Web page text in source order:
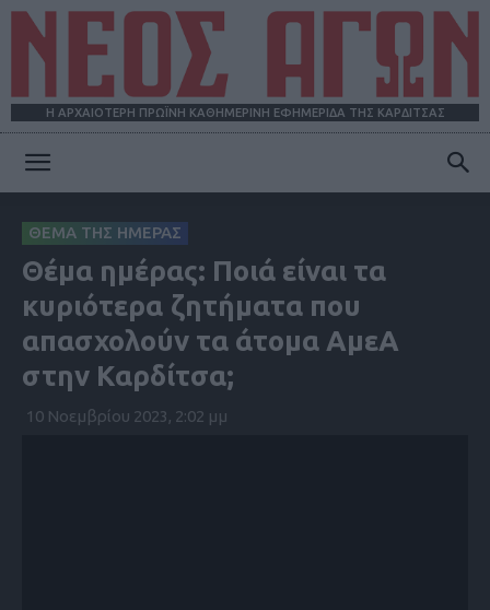
Η ΑΡΧΑΙΟΤΕΡΗ ΠΡΩΪΝΗ ΚΑΘΗΜΕΡΙΝΗ ΕΦΗΜΕΡΙΔΑ ΤΗΣ ΚΑΡΔΙΤΣΑΣ
ΑΓΩΝ
ΘΕΜΑ ΤΗΣ ΗΜΕΡΑΣ
Θέμα ημέρας: Ποιά είναι τα
κυριότερα ζητήματα που
απασχολούν τα άτομα ΑμεΑ
στην Καρδίτσα;
10 Νοεμβρίου 2023, 2:02 μμ